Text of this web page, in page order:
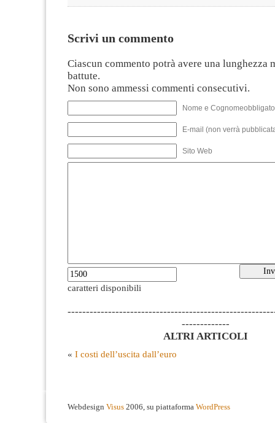
Scrivi un commento
Ciascun commento potrà avere una lunghezza
battute.
Non sono ammessi commenti consecutivi.
Nome e
E-mail (non verrà
Sito Web
caratteri disponibili
-------------
ALTRI ARTICOLI
« I costi dell’uscita dall’euro
Webdesign Visus 2006, su piattaforma WordPress